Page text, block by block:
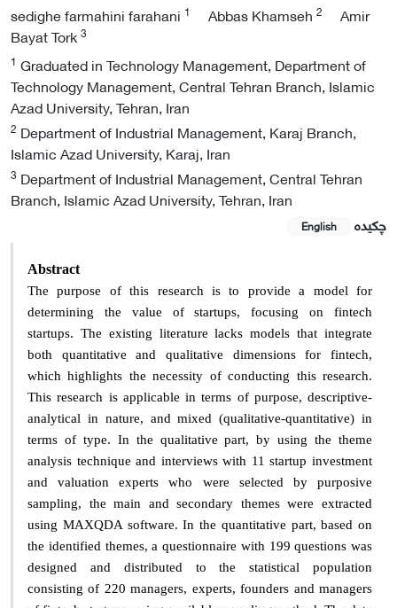
sedighe farmahini farahani 1 Abbas Khamseh 2
Amir
Bayat Tork3
1 Graduated in Technology Management, Department of
Technology Management, Central Tehran Branch, Islamic
Azad University, Tehran, Iran
2 Department of Industrial Management, Karaj Branch,
Islamic Azad University, Karaj, Iran
3 Department of Industrial Management, Central Tehran
Branch, Islamic Azad University, Tehran, Iran
چکیده
English
Abstract
The purpose of this research is to provide a model for
determining the value of startups, focusing on fintech
startups. The existing literature lacks models that integrate
both quantitative and qualitative dimensions for fintech,
which highlights the necessity of conducting this research.
This research is applicable in terms of purpose, descriptive-
analytical in nature, and mixed (qualitative-quantitative) in
terms of type. In the qualitative part, by using the theme
analysis technique and interviews with 11 startup investment
and valuation experts who were selected by purposive
sampling, the main and secondary themes were extracted
using MAXQDA software. In the quantitative part, based on
the identified themes, a questionnaire with 199 questions was
designed and distributed to the statistical population
consisting of 220 managers, experts, founders and managers